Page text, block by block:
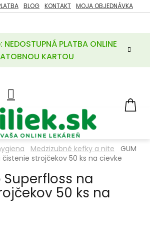
PLATBA ONLINE
KARTOU
BLOG KONTAKT MOJA OBJEDNÁVKA
Medzizubné kefky a nite
GUM
strojčekov 50 ks na cievke
Superfloss na
50 ks na